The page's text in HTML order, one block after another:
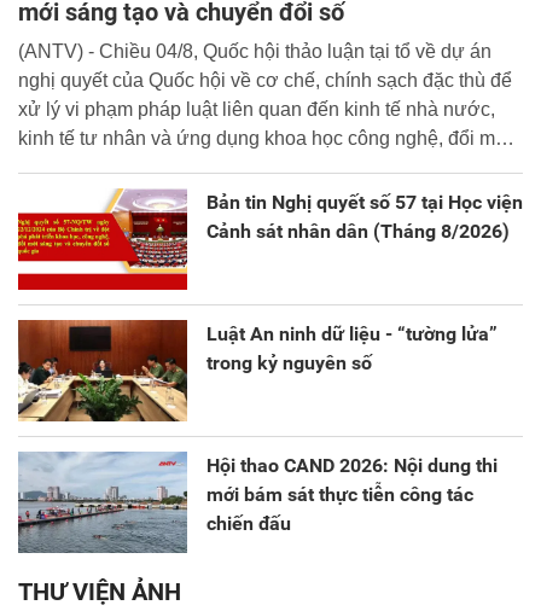
mới sáng tạo và chuyển đổi số
(ANTV) - Chiều 04/8, Quốc hội thảo luận tại tổ về dự án
nghị quyết của Quốc hội về cơ chế, chính sạch đặc thù để
xử lý vi phạm pháp luật liên quan đến kinh tế nhà nước,
kinh tế tư nhân và ứng dụng khoa học công nghệ, đổi mới
sáng tạo và chuyển đổi số.
Bản tin Nghị quyết số 57 tại Học viện
Cảnh sát nhân dân (Tháng 8/2026)
Luật An ninh dữ liệu - “tường lửa”
trong kỷ nguyên số
Hội thao CAND 2026: Nội dung thi
mới bám sát thực tiễn công tác
chiến đấu
THƯ VIỆN ẢNH